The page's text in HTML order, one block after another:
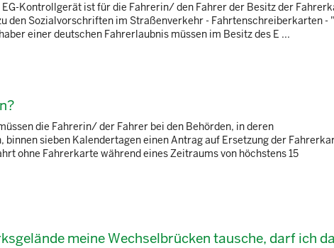
Kontrollgerät ist für die Fahrerin/ den Fahrer der Besitz der
den Sozialvorschriften im Straßenverkehr - Fahrtenschreiberkarten -
einer deutschen Fahrerlaubnis müssen im Besitz des E ...
die Fahrerin/ der Fahrer bei den Behörden, in deren
sieben Kalendertagen einen Antrag auf Ersetzung der
ohne Fahrerkarte während eines Zeitraums von höchstens 15
meine Wechselbrücken tausche, darf ich